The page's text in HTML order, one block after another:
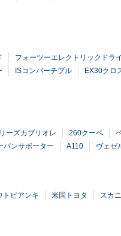
フォーツーエレクトリックドラ
ISコンバーチブル EX30クロ
ーズカブリオレ 260クーペ
バンサポーター A110 ヴェゼ
トビアンキ 米国トヨタ スカ